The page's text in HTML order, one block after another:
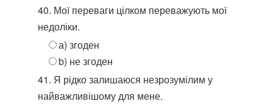
40. Мої переваги цілком переважують мої
недоліки.
а) згоден
b) не згоден
41. Я рідко залишаюся незрозумілим у
найважливішому для мене.